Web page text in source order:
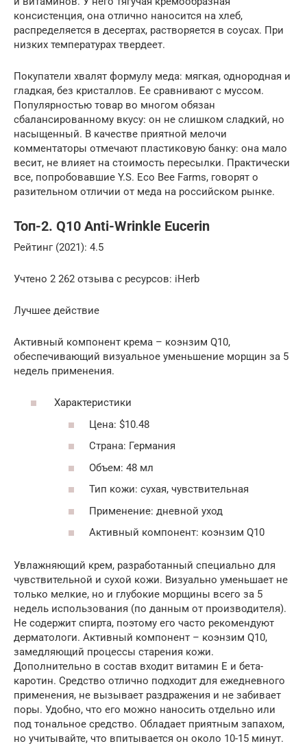
консистенция, она отлично наносится на хлеб,
распределяется в десертах, растворяется в соусах. При
низких температурах твердеет.
Покупатели хвалят формулу меда: мягкая, однородная и
гладкая, без кристаллов. Ее сравнивают с муссом.
Популярностью товар во многом обязан
сбалансированному вкусу: он не слишком сладкий, но
насыщенный. В качестве приятной мелочи
комментаторы отмечают пластиковую банку: она мало
весит, не влияет на стоимость пересылки. Практически
все, попробовавшие Y.S. Eco Bee Farms, говорят о
разительном отличии от меда на российском рынке.
Топ-2. Q10 Anti-Wrinkle Eucerin
Рейтинг (2021): 4.5
Учтено 2 262 отзыва с ресурсов: iHerb
Лучшее действие
Активный компонент крема – коэнзим Q10,
обеспечивающий визуальное уменьшение морщин за 5
недель применения.
Характеристики
Цена: $10.48
Страна: Германия
Объем: 48 мл
Тип кожи: сухая, чувствительная
Применение: дневной уход
Активный компонент: коэнзим Q10
Увлажняющий крем, разработанный специально для
чувствительной и сухой кожи. Визуально уменьшает не
только мелкие, но и глубокие морщины всего за 5
недель использования (по данным от производителя).
Не содержит спирта, поэтому его часто рекомендуют
дерматологи. Активный компонент – коэнзим Q10,
замедляющий процессы старения кожи.
Дополнительно в состав входит витамин Е и бета-
каротин. Средство отлично подходит для ежедневного
применения, не вызывает раздражения и не забивает
поры. Удобно, что его можно наносить отдельно или
под тональное средство. Обладает приятным запахом,
но учитывайте, что впитывается он около 10-15 минут.